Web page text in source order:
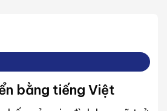
bằng tiếng Việt